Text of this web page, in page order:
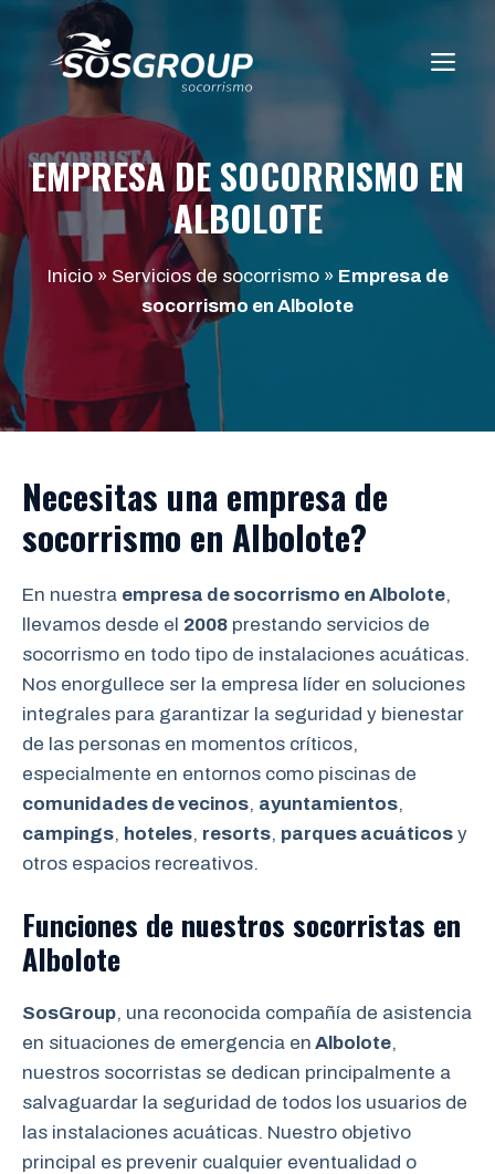
contenido
EMPRESA DE SOCORRISMO EN
ALBOLOTE
Inicio» Servicios de socorrismo» Empresa de
socorrismo en Albolote
Necesitas una empresa de
socorrismo en Albolote?
En nuestra empresa de socorrismo en Albolote,
llevamos desde el 2008 prestando servicios de
socorrismo en todo tipo de instalaciones acuáticas.
Nos enorgullece ser la empresa líder en soluciones
integrales para garantizar la seguridad y bienestar
de las personas en momentos críticos,
especialmente en entornos como piscinas de
comunidades de vecinos, ayuntamientos,
campings, hoteles, resorts, parques acuáticos y
otros espacios recreativos.
Funciones de nuestros socorristas en
Albolote
SosGroup, una reconocida compañía de asistencia
en situaciones de emergencia en Albolote,
nuestros socorristas se dedican principalmente a
salvaguardar la seguridad de todos los usuarios de
las instalaciones acuáticas. Nuestro objetivo
principal es prevenir cualquier eventualidad o